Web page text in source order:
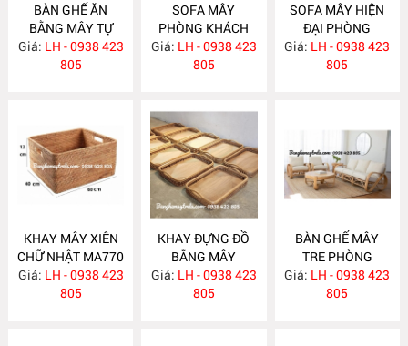
BÀN GHẾ ĂN
BẰNG MÂY TỰ
NHIÊN MA780
Giá: LH - 0938 423
805
SOFA MÂY
PHÒNG KHÁCH
KIỂU DÁNG ĐƠN
GIẢN MA778
Giá: LH - 0938 423
805
SOFA MÂY HIỆN
ĐẠI PHÒNG
KHÁCH MA777
Giá: LH - 0938 423
805
KHAY MÂY XIÊN
CHỮ NHẬT MA770
Giá: LH - 0938 423
805
KHAY ĐỰNG ĐỒ
BẰNG MÂY
MA769
Giá: LH - 0938 423
805
BÀN GHẾ MÂY
TRE PHÒNG
KHÁCH MA764
Giá: LH - 0938 423
805